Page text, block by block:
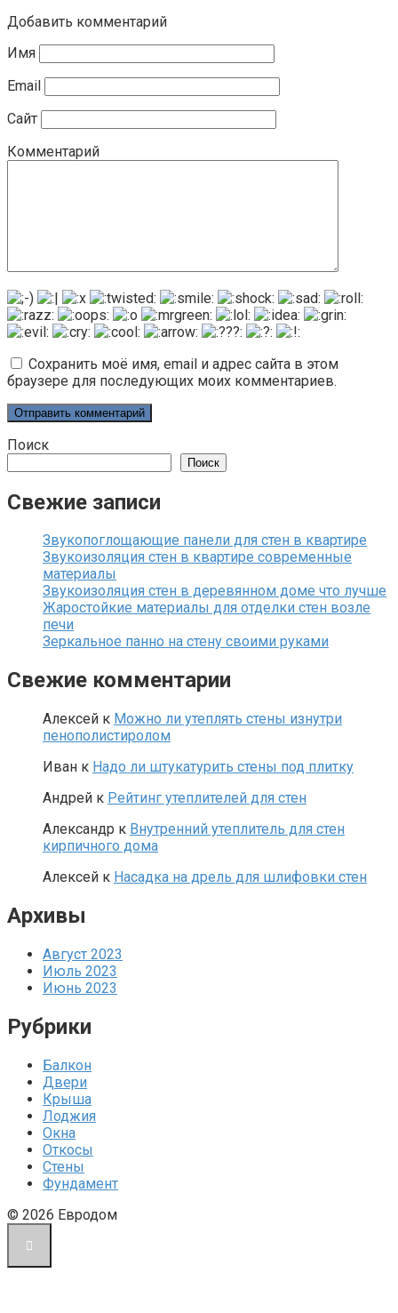
Добавить комментарий
Имя
Email
Сайт
Комментарий
Сохранить моё имя, email и адрес сайта в этом
браузере для последующих моих комментариев.
Поиск
Поиск
Свежие записи
Звукопоглощающие панели для стен в квартире
Звукоизоляция стен в квартире современные
материалы
Звукоизоляция стен в деревянном доме что лучше
Жаростойкие материалы для отделки стен возле
печи
Зеркальное панно на стену своими руками
Свежие комментарии
Алексей к Можно ли утеплять стены изнутри
пенополистиролом
Иван к Надо ли штукатурить стены под плитку
Андрей к Рейтинг утеплителей для стен
Александр к Внутренний утеплитель для стен
кирпичного дома
Алексей к Насадка на дрель для шлифовки стен
Архивы
Август 2023
Июль 2023
Июнь 2023
Рубрики
Балкон
Двери
Крыша
Лоджия
Окна
Откосы
Стены
Фундамент
© 2026 Евродом